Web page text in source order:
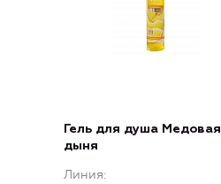
Гель для душа Медовая
дыня
Линия